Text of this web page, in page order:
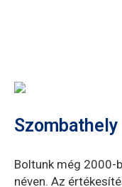
Szombathely
Boltunk még 2000-
néven. Az